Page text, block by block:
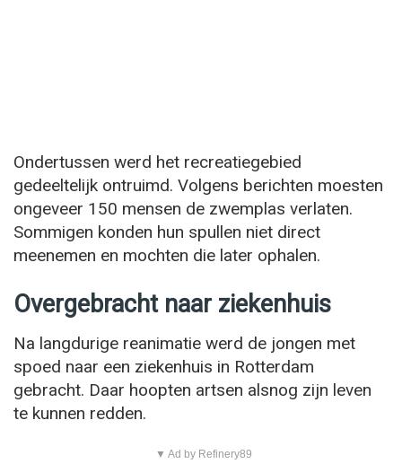
Ondertussen werd het recreatiegebied
gedeeltelijk ontruimd. Volgens berichten moesten
ongeveer 150 mensen de zwemplas verlaten.
Sommigen konden hun spullen niet direct
meenemen en mochten die later ophalen.
Overgebracht naar ziekenhuis
Na langdurige reanimatie werd de jongen met
spoed naar een ziekenhuis in Rotterdam
gebracht. Daar hoopten artsen alsnog zijn leven
te kunnen redden.
▼ Ad by Refinery89